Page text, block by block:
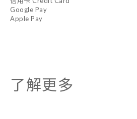
Google Pay
Apple Pay
了解更多